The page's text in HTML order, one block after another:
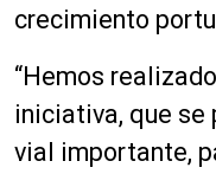
crecimiento
“Hemos
iniciativa, que se
vial importante,